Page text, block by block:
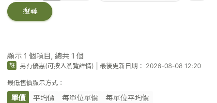
關
鍵
字
搜尋
顯示 1 個項目, 總共 1 個
註 另有優惠(可按入瀏覽詳情) |最後更新日期： 2026-08-08 12:20
最低售價顯示方式：
單價 平均價 每單位單價 每單位平均價